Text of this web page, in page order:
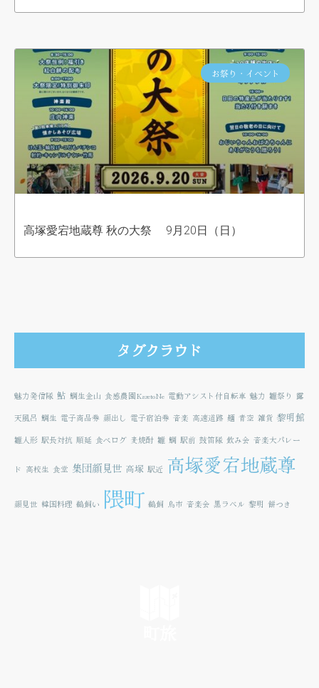
お祭り・イベント
高塚愛宕地蔵尊 秋の大祭 9月20日（日）
タグクラウド
魅力発信隊 鮎 鯛生金山 食感農園KazetoNe 電動アシスト付自転車 魅力 雛祭り 露
天風呂 鯛生 電子商品券 顔出し 電子宿泊券 音楽 高速道路 麺 青空 雑貨 黎明館
雛人形 駅長対抗 順延 食べログ 麦焼酎 雛 鯛 駅前 鼓笛隊 飲み会 音楽大パレー
ド 高校生 食堂 集団顔見世 高塚 駅近 高塚愛宕地蔵尊
顔見世 韓国料理 鵜飼い 隈町 鵜飼 鳥市 音楽会 黒ラベル 黎明 餅つき